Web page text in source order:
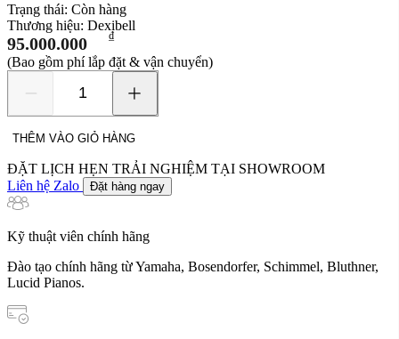
Trạng thái: Còn hàng
Thương hiệu: Dexibell
95.000.000 ₫
(Bao gồm phí lắp đặt & vận chuyển)
Vivo
H5
số
lượng
THÊM VÀO GIỎ HÀNG
ĐẶT LỊCH HẸN TRẢI NGHIỆM TẠI SHOWROOM
Liên hệ Zalo
Đặt hàng ngay
Kỹ thuật viên chính hãng
Đào tạo chính hãng từ Yamaha, Bosendorfer, Schimmel, Bluthner,
Lucid Pianos.